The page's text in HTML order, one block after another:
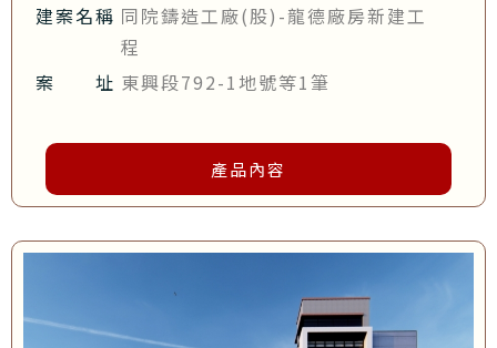
建案名稱 同院鑄造工廠(股)-龍德廠房新建工
程
案 址 東興段792-1地號等1筆
產品內容